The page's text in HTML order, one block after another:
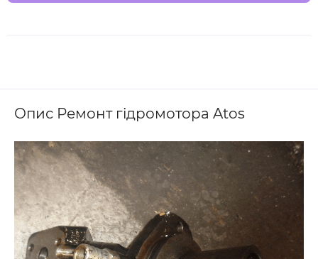
Опис Ремонт гідромотора Atos